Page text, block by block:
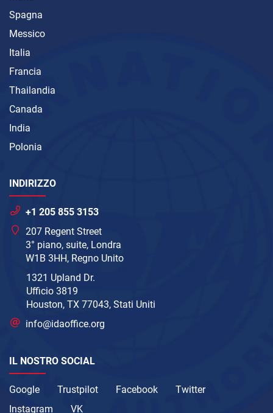
Spagna
Messico
Italia
Francia
Thailandia
Canada
India
Polonia
INDIRIZZO
+1 205 855 3153
207 Regent Street
3° piano, suite, Londra
W1B 3HH, Regno Unito
1321 Upland Dr.
Ufficio 3819
Houston, TX 77043, Stati Uniti
info@idaoffice.org
IL NOSTRO SOCIAL
Google Trustpilot Facebook
Twitter
Instagram
VK